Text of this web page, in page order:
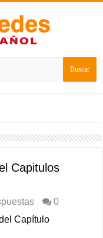
Capitulos
0
Capítulo